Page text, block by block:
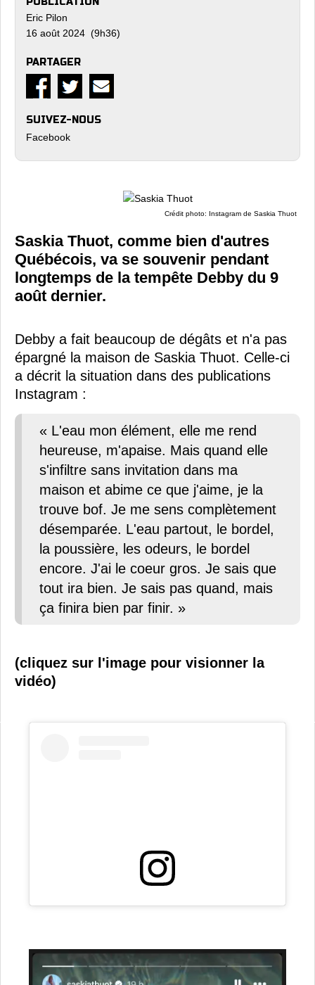
Eric Pilon
16 août 2024 (9h36)
PARTAGER
SUIVEZ-NOUS
Facebook
Crédit photo: Instagram de Saskia Thuot
Saskia Thuot, comme bien d'autres
Québécois, va se souvenir pendant
longtemps de la tempête Debby du 9
août dernier.
Debby a fait beaucoup de dégâts et n'a pas
épargné la maison de Saskia Thuot. Celle-ci
a décrit la situation dans des publications
Instagram :
« L'eau mon élément, elle me rend
heureuse, m'apaise. Mais quand elle
s'infiltre sans invitation dans ma
maison et abime ce que j'aime, je la
trouve bof. Je me sens complètement
désemparée. L'eau partout, le bordel,
la poussière, les odeurs, le bordel
encore. J'ai le coeur gros. Je sais que
tout ira bien. Je sais pas quand, mais
ça finira bien par finir. »
(cliquez sur l'image pour visionner la
vidéo)